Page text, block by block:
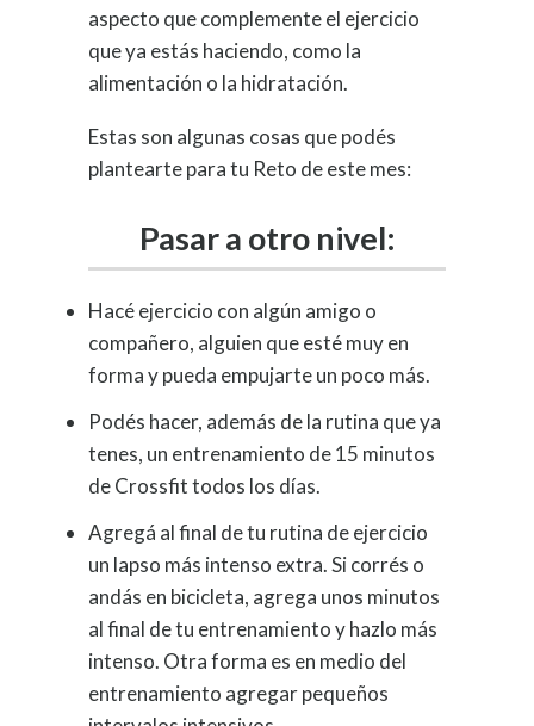
aspecto que complemente el ejercicio
que ya estás haciendo, como la
alimentación o la hidratación.
Estas son algunas cosas que podés
plantearte para tu Reto de este mes:
Pasar a otro nivel:
Hacé ejercicio con algún amigo o
compañero, alguien que esté muy en
forma y pueda empujarte un poco más.
Podés hacer, además de la rutina que ya
tenes, un entrenamiento de 15 minutos
de Crossfit todos los días.
Agregá al final de tu rutina de ejercicio
un lapso más intenso extra. Si corrés o
andás en bicicleta, agrega unos minutos
al final de tu entrenamiento y hazlo más
intenso. Otra forma es en medio del
entrenamiento agregar pequeños